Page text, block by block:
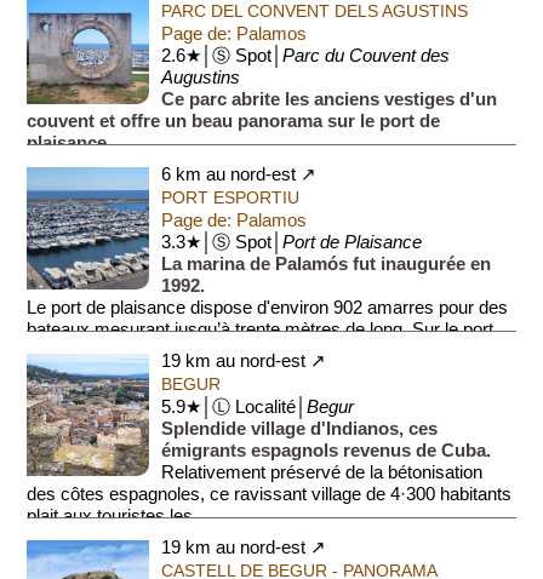
PARC DEL CONVENT DELS AGUSTINS
Page de: Palamos
2.6★│Ⓢ Spot│Parc du Couvent des
Augustins
Ce parc abrite les anciens vestiges d'un
couvent et offre un beau panorama sur le port de
plaisance.
L'ancien couvent (Convent dels Agustins) se trouvait autrefois
dans ce parc, jusqu’à sa destructi...
6 km au nord-est ↗
PORT ESPORTIU
Page de: Palamos
3.3★│Ⓢ Spot│Port de Plaisance
La marina de Palamós fut inaugurée en
1992.
Le port de plaisance dispose d'environ 902 amarres pour des
bateaux mesurant jusqu’à trente mètres de long. Sur le port,
se trouve deux cafés restaurant...
19 km au nord-est ↗
BEGUR
5.9★│Ⓛ Localité│Begur
Splendide village d'Indianos, ces
émigrants espagnols revenus de Cuba.
Relativement préservé de la bétonisation
des côtes espagnoles, ce ravissant village de 4·300 habitants
plait aux touristes les...
19 km au nord-est ↗
CASTELL DE BEGUR - PANORAMA